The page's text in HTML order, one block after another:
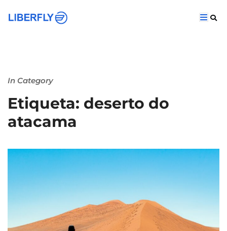
In Category
Etiqueta: deserto do
atacama